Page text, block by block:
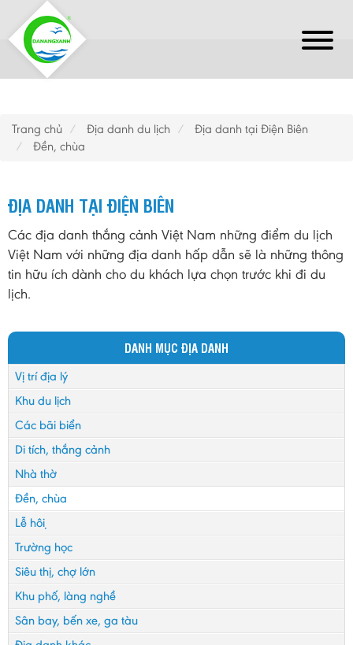
Trang chủ Địa danh du lịch
Địa danh tại Điện Biên
Đền, chùa
ĐỊA DANH TẠI ĐIỆN BIÊN
Các địa danh thắng cảnh Việt Nam những điểm du lịch
Việt Nam với những địa danh hấp dẫn sẽ là những thông
tin hữu ích dành cho du khách lựa chọn trước khi đi du
lịch.
DANH MỤC ĐỊA DANH
Vị trí địa lý
Khu du lịch
Các bãi biển
Di tích, thắng cảnh
Nhà thờ
Đền, chùa
Lễ hội
Trường học
Siêu thị, chợ lớn
Khu phố, làng nghề
Sân bay, bến xe, ga tàu